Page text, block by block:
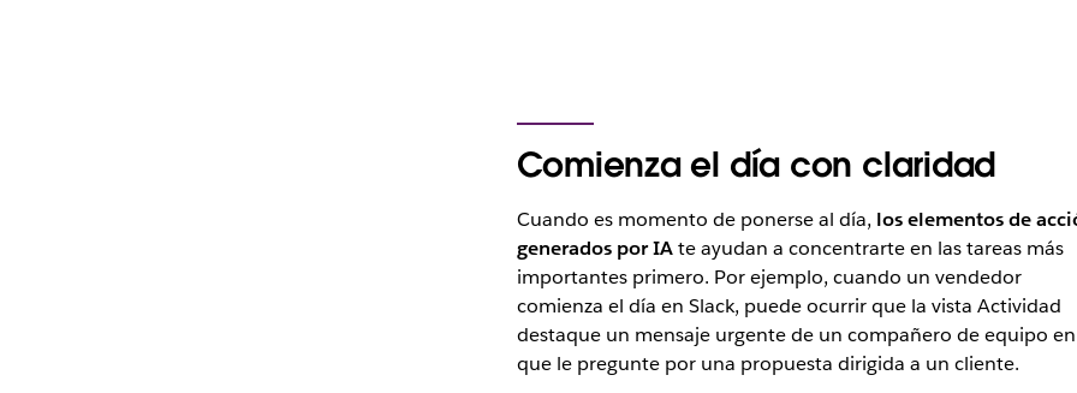
Comienza el día con claridad
Cuando es momento de ponerse al día, los elementos de
generados por IAte ayudan a concentrarte en las tareas más
importantes primero. Por ejemplo, cuando un vendedor
comienza el día en Slack, puede ocurrir que la vista Actividad
destaque un mensaje urgente de un compañero de equipo
que le pregunte por una propuesta dirigida a un cliente.